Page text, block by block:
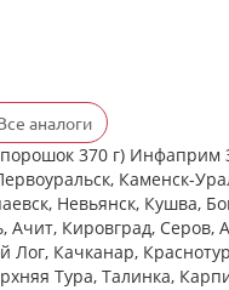
аналоги
370 г) Инфаприм
Каменск-
Невьянск, Кушва,
Ачит, Кировград, Серов,
Лог, Качканар,
Тура, Талинка,